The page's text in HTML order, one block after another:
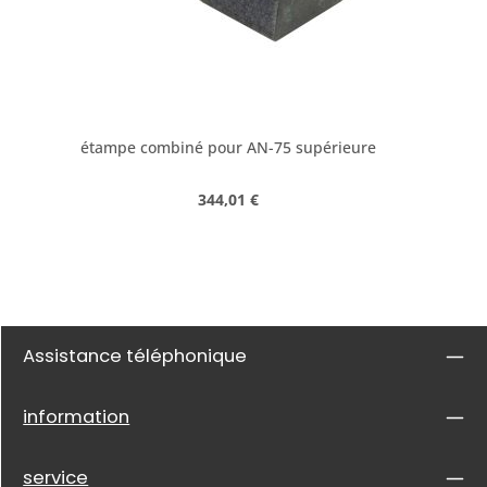
étampe combiné pour AN-75 supérieure
Prix régulier :
344,01 €
Assistance téléphonique
information
service